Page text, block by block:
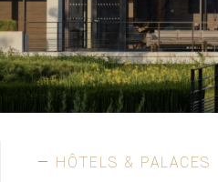
HÔTELS & PALACES